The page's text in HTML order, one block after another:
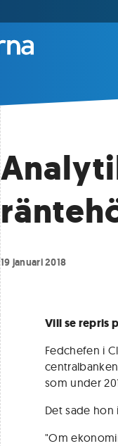
19 januari 2018
Vill se repris
Fedchefen i
som under
Det sade
"Om